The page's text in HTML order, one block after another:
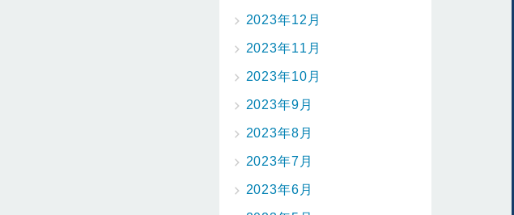
2023年12月
2023年11月
2023年10月
2023年9月
2023年8月
2023年7月
2023年6月